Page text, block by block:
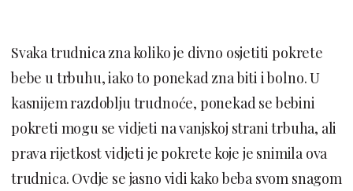
Svaka trudnica zna koliko je divno osjetiti pokrete
bebe u trbuhu, iako to ponekad zna biti i bolno. U
kasnijem razdoblju trudnoće, ponekad se bebini
pokreti mogu se vidjeti na vanjskoj strani trbuha, ali
prava rijetkost vidjeti je pokrete koje je snimila ova
trudnica. Ovdje se jasno vidi kako beba svom snagom